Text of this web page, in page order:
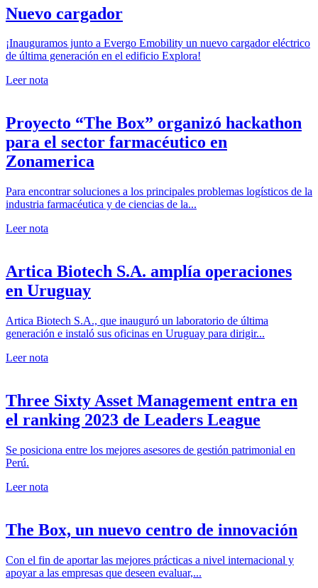
Nuevo cargador
¡Inauguramos junto a Evergo Emobility un nuevo cargador eléctrico
de última generación en el edificio Explora!
Leer nota
Proyecto “The Box” organizó hackathon
para el sector farmacéutico en
Zonamerica
Para encontrar soluciones a los principales problemas logísticos de la
industria farmacéutica y de ciencias de la...
Leer nota
Artica Biotech S.A. amplía operaciones
en Uruguay
Artica Biotech S.A., que inauguró un laboratorio de última
generación e instaló sus oficinas en Uruguay para dirigir...
Leer nota
Three Sixty Asset Management entra en
el ranking 2023 de Leaders League
Se posiciona entre los mejores asesores de gestión patrimonial en
Perú.
Leer nota
The Box, un nuevo centro de innovación
Con el fin de aportar las mejores prácticas a nivel internacional y
apoyar a las empresas que deseen evaluar,...